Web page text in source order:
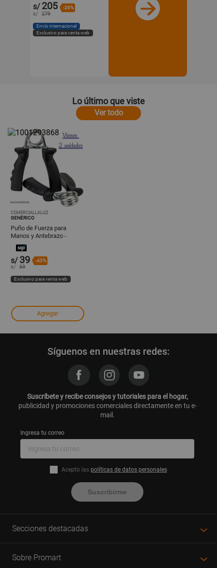
s/ 205 -26%
s/ 279
Envío internacional
Exclusivo para venta web
Lo último que viste
Ver todo
COMERCIALLALUZ
GENÉRICO
Puño de Fuerza para
Manos y Antebrazo -
NEGRO
s/ 39 -43%
s/ 69
Exclusivo para venta web
Agregar
Síguenos en nuestras redes:
Suscríbete y recibe consejos y tutoriales para el hogar,
publicidad y promociones comerciales directamente en tu e-
mail.
Ingresa tu correo
Acepto las políticas de datos personales
Suscribirme
Secciones destacadas
Sobre Promart